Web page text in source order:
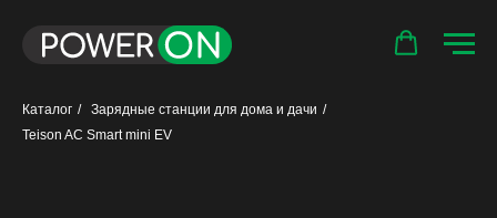
Каталог / Зарядные станции для дома и дачи /
Teison AC Smart mini EV